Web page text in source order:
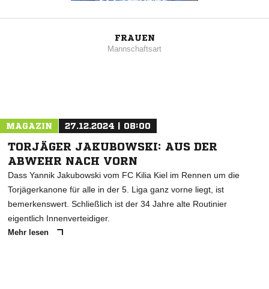
FRAUEN
Mannschaftsart
MAGAZIN 27.12.2024 | 08:00
TORJÄGER JAKUBOWSKI: AUS DER
ABWEHR NACH VORN
Dass Yannik Jakubowski vom FC Kilia Kiel im Rennen um die
Torjägerkanone für alle in der 5. Liga ganz vorne liegt, ist
bemerkenswert. Schließlich ist der 34 Jahre alte Routinier
eigentlich Innenverteidiger.
Mehr lesen